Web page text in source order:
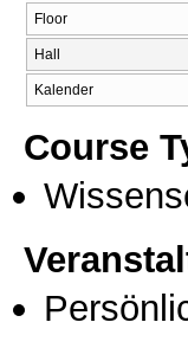
Floor
Hall
Kalender
Course